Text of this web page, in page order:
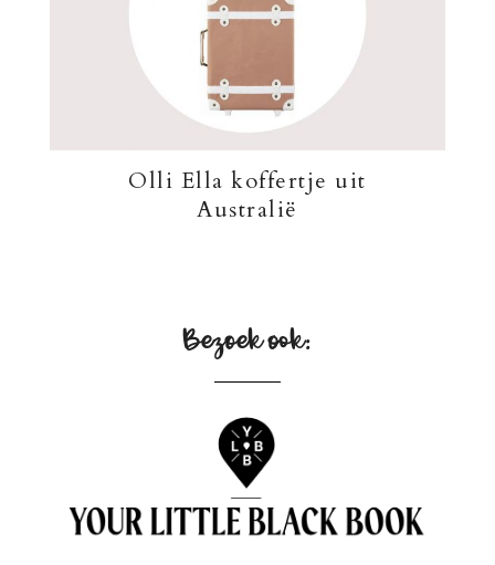
Olli Ella koffertje uit
Australië
Bezoek ook: